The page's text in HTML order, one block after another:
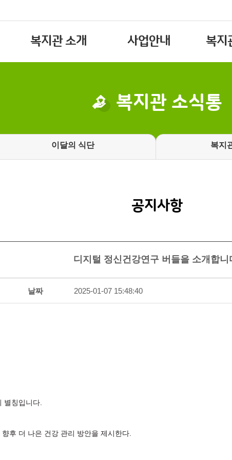
복지관 소개 사업안내 복지
복지관 소식통
이달의 식단 복지
공지사항
디지털 정신건강연구 버들을 소개합니
날짜 2025-01-07 15:48:40
별칭입니다.
후 더 나은 건강 관리 방안을 제시한다.